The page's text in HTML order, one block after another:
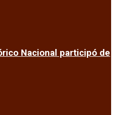
Nacional participó de